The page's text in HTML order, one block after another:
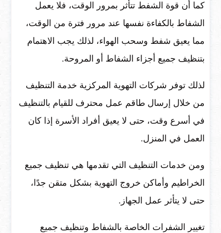
كما أن قوة الشفط تتأثر بمرور الوقت، فلا يعمل
الشفاط بالكفاءة نفسها عند مرور فترة من الوقت،
مما يعيق شفط وسحب الهواء، لذلك يجب الاهتمام
بتنظيف جميع أجزاء الشفاط أو المروحة.
لذلك توفر شركات التهوية المركزية خدمة التنظيف
من خلال إرسال طاقم عمل محترف للقيام بالتنظيف
في أسرع وقت، حتى لا يعيق أفراد الأسرة إذا كان
العمل في المنزل.
ومن خدمات التنظيف التي تقدمها هي تنظيف جميع
الخراطيم وأماكن خروج التهوية بشكل متقن جدًا،
حتى لا يتأثر عمل الجهاز.
تغيير الشفرات الخاصة بالشفاط وتنظيف جميع